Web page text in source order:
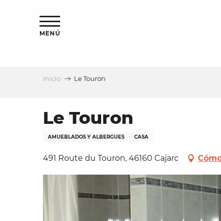
MENÚ
Inicio Le Touron
Le Touron
AMUEBLADOS Y ALBERGUES CASA
491 Route du Touron, 46160 Cajarc